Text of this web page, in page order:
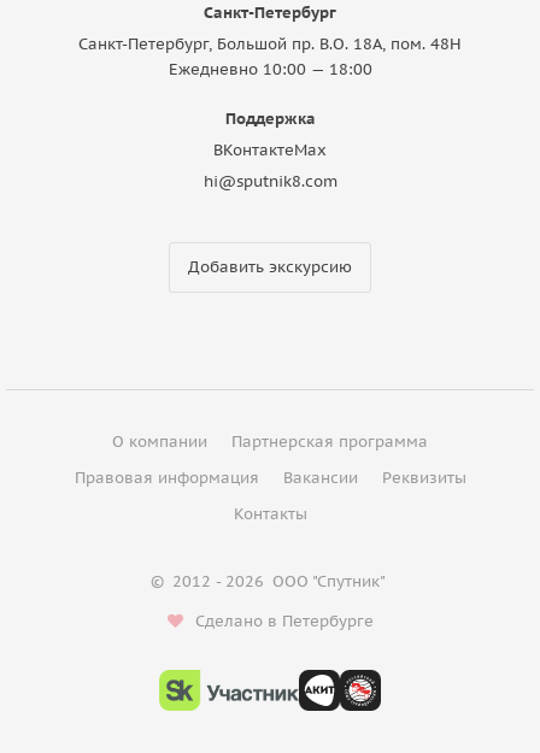
Санкт-Петербург
Санкт-Петербург, Большой пр. В.О. 18A, пом. 48Н
Ежедневно 10:00 — 18:00
Поддержка
ВКонтактеMax
hi@sputnik8.com
Добавить экскурсию
О компании
Партнерская программа
Правовая информация
Вакансии
Реквизиты
Контакты
© 2012 - 2026 ООО "Спутник"
Сделано в Петербурге